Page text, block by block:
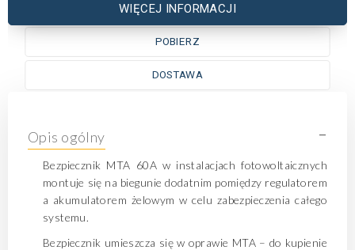
WIĘCEJ INFORMACJI
POBIERZ
DOSTAWA
Opis ogólny -
Bezpiecznik MTA 60A w instalacjach fotowoltaicznych
montuje się na biegunie dodatnim pomiędzy regulatorem
a akumulatorem żelowym w celu zabezpieczenia całego
systemu.
Bezpiecznik umieszcza się w oprawie MTA – do kupienie